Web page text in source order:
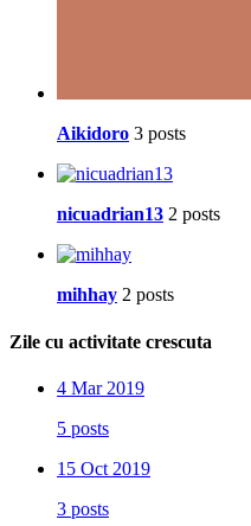
Aikidoro 3 posts
nicuadrian13 2 posts
mihhay 2 posts
Zile cu activitate crescuta
4 Mar 2019
5 posts
15 Oct 2019
3 posts